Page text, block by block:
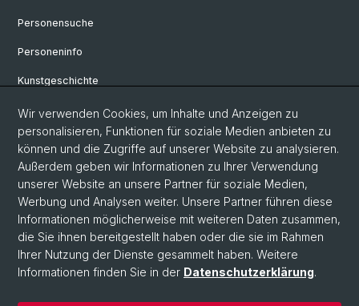
Personensuche
Personeninfo
Kunstgeschichte
Medienwissenschaft
Musikwissenschaft
Philosophie
eikones
© Universität Basel
Datenschutzerklärung
Philosophisch-Historische Fakultät
Wir verwenden Cookies, um Inhalte und Anzeigen zu
personalisieren, Funktionen für soziale Medien anbieten zu
können und die Zugriffe auf unserer Website zu analysieren.
Außerdem geben wir Informationen zu Ihrer Verwendung
unserer Website an unsere Partner für soziale Medien,
Werbung und Analysen weiter. Unsere Partner führen diese
Informationen möglicherweise mit weiteren Daten zusammen,
die Sie ihnen bereitgestellt haben oder die sie im Rahmen
Ihrer Nutzung der Dienste gesammelt haben. Weitere
Informationen finden Sie in der Datenschutzerklärung.